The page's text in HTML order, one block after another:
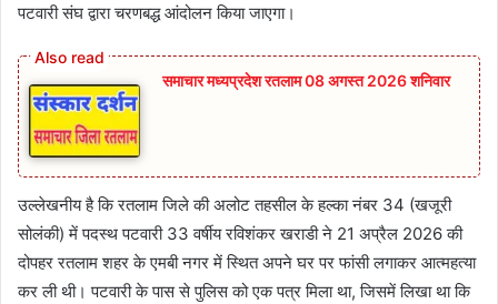
पटवारी संघ द्वारा चरणबद्ध आंदोलन किया जाएगा।
समाचार मध्यप्रदेश रतलाम 08 अगस्त 2026 शनिवार
उल्लेखनीय है कि रतलाम जिले की अलोट तहसील के हल्का नंबर 34 (खजूरी
सोलंकी) में पदस्थ पटवारी 33 वर्षीय रविशंकर खराडी ने 21 अप्रैल 2026 की
दोपहर रतलाम शहर के एमबी नगर में स्थित अपने घर पर फांसी लगाकर आत्महत्या
कर ली थी। पटवारी के पास से पुलिस को एक पत्र मिला था, जिसमें लिखा था कि